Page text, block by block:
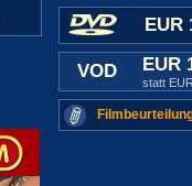
EUR
VOD EUR
statt